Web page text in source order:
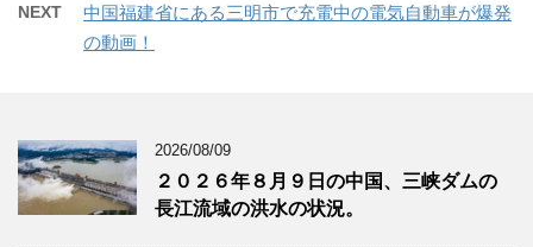
NEXT
中国福建省にある三明市で充電中の電気自動車が爆発
の動画！
2026/08/09
２０２６年８月９日の中国、三峡ダムの
長江流域の洪水の状況。